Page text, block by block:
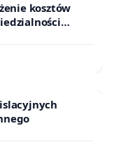
kosztów
sędziów